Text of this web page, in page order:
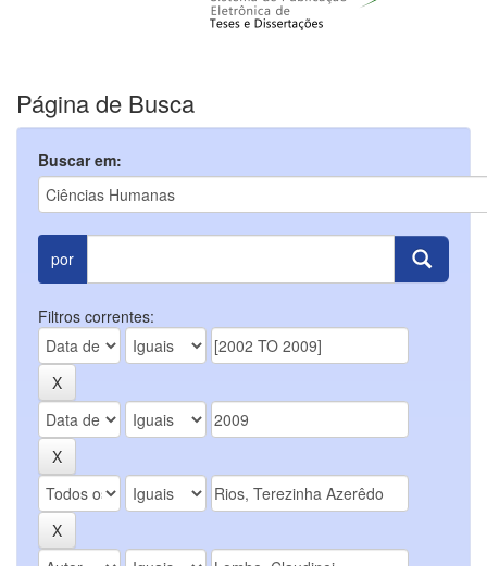
Página de Busca
Buscar em:
por
Filtros correntes: